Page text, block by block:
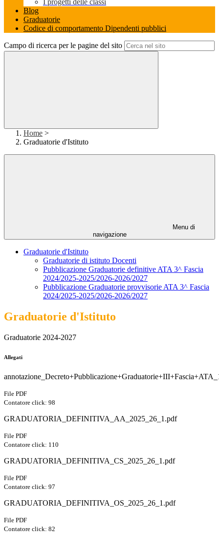
I progetti delle classi
Blog
Graduatorie
Codice di comportamento Dipendenti pubblici
Campo di ricerca per le pagine del sito
Home >
Graduatorie d'Istituto
Menu di
navigazione
Graduatorie d'Istituto
Graduatorie di istituto Docenti
Pubblicazione Graduatorie definitive ATA 3^ Fascia
2024/2025-2025/2026-2026/2027
Pubblicazione Graduatorie provvisorie ATA 3^ Fascia
2024/2025-2025/2026-2026/2027
Graduatorie d'Istituto
Graduatorie 2024-2027
Allegati
File PDF
Contatore click: 98
GRADUATORIA_DEFINITIVA_AA_2025_26_1.pdf
File PDF
Contatore click: 110
GRADUATORIA_DEFINITIVA_CS_2025_26_1.pdf
File PDF
Contatore click: 97
GRADUATORIA_DEFINITIVA_OS_2025_26_1.pdf
File PDF
Contatore click: 82